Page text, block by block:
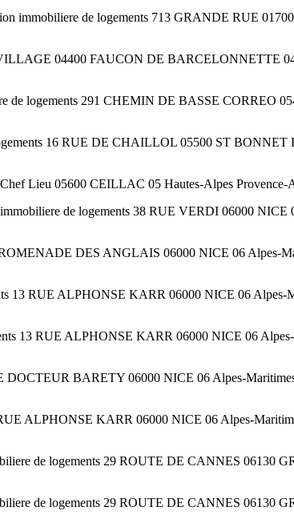
immobiliere de logements 713 GRANDE RUE
04400 FAUCON DE BARCELONNETTE
de logements 291 CHEMIN DE BASSE CORREO
16 RUE DE CHAILLOL 05500 ST
Lieu 05600 CEILLAC 05 Hautes-Alpes
de logements 38 RUE VERDI 06000 NICE
DES ANGLAIS 06000 NICE 06 Alpes-
13 RUE ALPHONSE KARR 06000 NICE 06 Alpes-
13 RUE ALPHONSE KARR 06000 NICE 06
DOCTEUR BARETY 06000 NICE 06 Alpes-
ALPHONSE KARR 06000 NICE 06 Alpes-
de logements 29 ROUTE DE CANNES 06130
de logements 29 ROUTE DE CANNES 06130